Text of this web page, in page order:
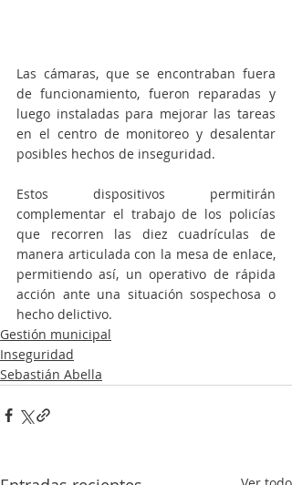
Las cámaras, que se encontraban fuera
de funcionamiento, fueron reparadas y
luego instaladas para mejorar las tareas
en el centro de monitoreo y desalentar
posibles hechos de inseguridad.
Estos dispositivos permitirán
complementar el trabajo de los policías
que recorren las diez cuadrículas de
manera articulada con la mesa de enlace,
permitiendo así, un operativo de rápida
acción ante una situación sospechosa o
hecho delictivo.
Gestión municipal
Inseguridad
Sebastián Abella